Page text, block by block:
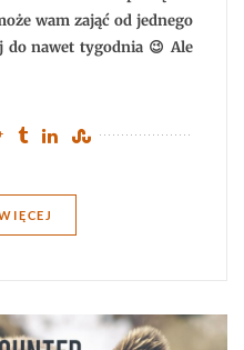
wam zająć od jednego
nawet tygodnia 😉 Ale